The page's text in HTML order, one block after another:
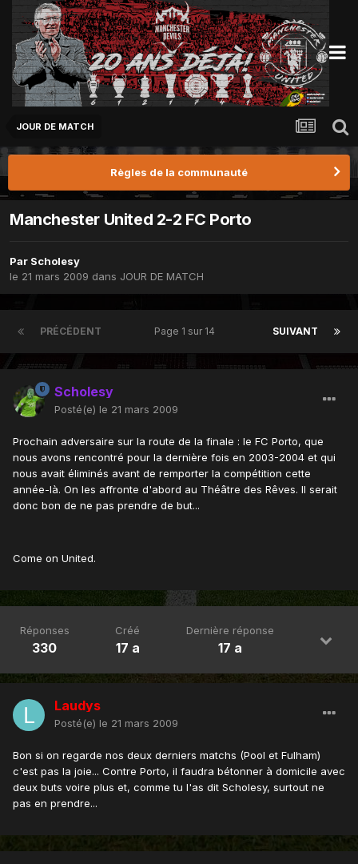
JOUR DE MATCH
Règles de la communauté
Manchester United 2-2 FC Porto
Par Scholesy
le 21 mars 2009 dans JOUR DE MATCH
PRÉCÉDENT SUIVANT
Page 1 sur 14
Scholesy
Posté(e) le 21 mars 2009
Prochain adversaire sur la route de la finale : le FC Porto, que
nous avons rencontré pour la dernière fois en 2003-2004 et qui
nous avait éliminés avant de remporter la compétition cette
année-là. On les affronte d'abord au Théâtre des Rêves. Il serait
donc bon de ne pas prendre de but...
Come on United.
Réponses
330
Créé
17 a
Dernière réponse
17 a
Laudys
Posté(e) le 21 mars 2009
Bon si on regarde nos deux derniers matchs (Pool et Fulham)
c'est pas la joie... Contre Porto, il faudra bétonner à domicile avec
deux buts voire plus et, comme tu l'as dit Scholesy, surtout ne
pas en prendre...